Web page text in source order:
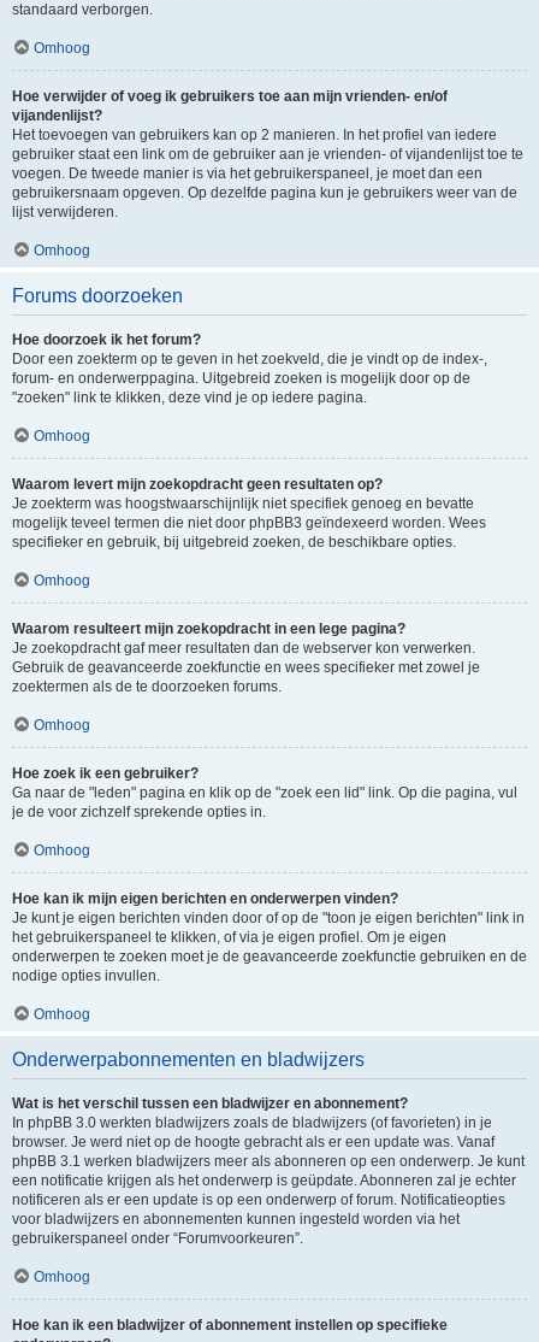
standaard verborgen.
Omhoog
Hoe verwijder of voeg ik gebruikers toe aan mijn vrienden- en/of
vijandenlijst?
Het toevoegen van gebruikers kan op 2 manieren. In het profiel van iedere
gebruiker staat een link om de gebruiker aan je vrienden- of vijandenlijst toe te
voegen. De tweede manier is via het gebruikerspaneel, je moet dan een
gebruikersnaam opgeven. Op dezelfde pagina kun je gebruikers weer van de
lijst verwijderen.
Omhoog
Forums doorzoeken
Hoe doorzoek ik het forum?
Door een zoekterm op te geven in het zoekveld, die je vindt op de index-,
forum- en onderwerppagina. Uitgebreid zoeken is mogelijk door op de
"zoeken" link te klikken, deze vind je op iedere pagina.
Omhoog
Waarom levert mijn zoekopdracht geen resultaten op?
Je zoekterm was hoogstwaarschijnlijk niet specifiek genoeg en bevatte
mogelijk teveel termen die niet door phpBB3 geïndexeerd worden. Wees
specifieker en gebruik, bij uitgebreid zoeken, de beschikbare opties.
Omhoog
Waarom resulteert mijn zoekopdracht in een lege pagina?
Je zoekopdracht gaf meer resultaten dan de webserver kon verwerken.
Gebruik de geavanceerde zoekfunctie en wees specifieker met zowel je
zoektermen als de te doorzoeken forums.
Omhoog
Hoe zoek ik een gebruiker?
Ga naar de "leden" pagina en klik op de "zoek een lid" link. Op die pagina, vul
je de voor zichzelf sprekende opties in.
Omhoog
Hoe kan ik mijn eigen berichten en onderwerpen vinden?
Je kunt je eigen berichten vinden door of op de "toon je eigen berichten" link in
het gebruikerspaneel te klikken, of via je eigen profiel. Om je eigen
onderwerpen te zoeken moet je de geavanceerde zoekfunctie gebruiken en de
nodige opties invullen.
Omhoog
Onderwerpabonnementen en bladwijzers
Wat is het verschil tussen een bladwijzer en abonnement?
In phpBB 3.0 werkten bladwijzers zoals de bladwijzers (of favorieten) in je
browser. Je werd niet op de hoogte gebracht als er een update was. Vanaf
phpBB 3.1 werken bladwijzers meer als abonneren op een onderwerp. Je kunt
een notificatie krijgen als het onderwerp is geüpdate. Abonneren zal je echter
notificeren als er een update is op een onderwerp of forum. Notificatieopties
voor bladwijzers en abonnementen kunnen ingesteld worden via het
gebruikerspaneel onder “Forumvoorkeuren”.
Omhoog
Hoe kan ik een bladwijzer of abonnement instellen op specifieke